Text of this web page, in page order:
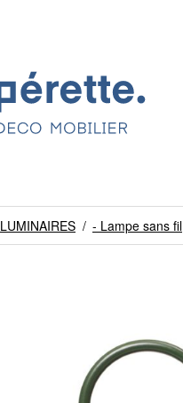
LUMINAIRES / - Lampe sans fil